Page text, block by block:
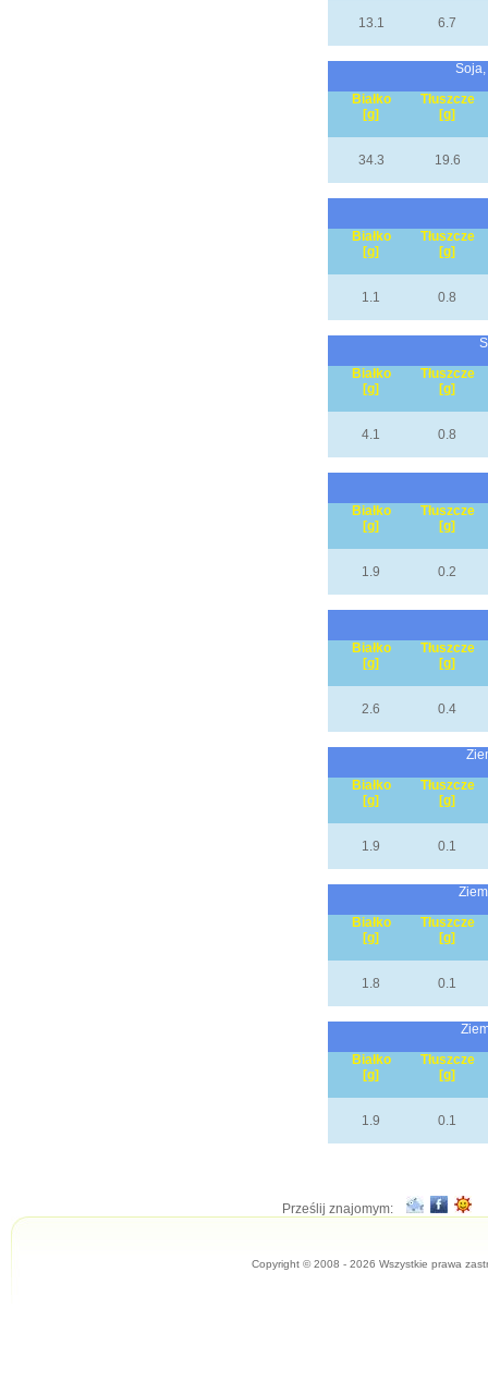
13.1 6.7
Białko
[g]
Tłuszcze
[g]
34.3 19.6
Białko
[g]
Tłuszcze
[g]
1.1 0.8
Białko
[g]
Tłuszcze
[g]
4.1 0.8
Białko
[g]
Tłuszcze
[g]
1.9 0.2
Białko
[g]
Tłuszcze
[g]
2.6 0.4
Białko
[g]
Tłuszcze
[g]
1.9 0.1
Białko
[g]
Tłuszcze
[g]
1.8 0.1
Białko
[g]
Tłuszcze
[g]
1.9 0.1
Prześlij znajomym:
Copyright © 2008 - 2026 Wszystkie prawa